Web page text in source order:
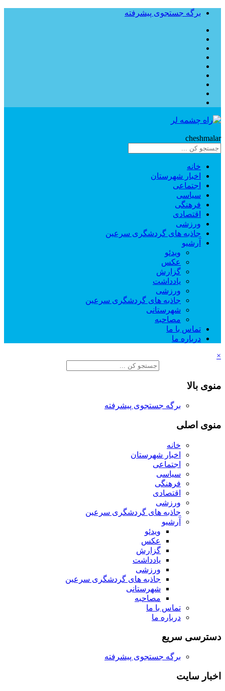
برگه جستجوی پیشرفته
cheshmalar
خانه
اخبار شهرستان
اجتماعی
سیاسی
فرهنگی
اقتصادی
ورزشی
جاذبه های گردشگری سرعین
آرشیو
ویدئو
عکس
گزارش
یادداشت
ورزشی
جاذبه های گردشگری سرعین
شهرستانی
مصاحبه
تماس با ما
درباره ما
×
منوی بالا
برگه جستجوی پیشرفته
منوی اصلی
خانه
اخبار شهرستان
اجتماعی
سیاسی
فرهنگی
اقتصادی
ورزشی
جاذبه های گردشگری سرعین
آرشیو
ویدئو
عکس
گزارش
یادداشت
ورزشی
جاذبه های گردشگری سرعین
شهرستانی
مصاحبه
تماس با ما
درباره ما
دسترسی سریع
برگه جستجوی پیشرفته
اخبار سایت